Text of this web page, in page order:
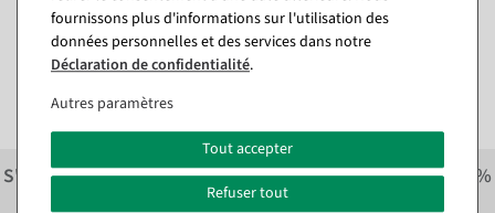
117,81 €
99,00 EUR hors TVA 105,91 €
S'inscrire à la newsletter et recevoir immédiatement 10%
économiser sur la prochaine commande.*
fournissons plus d'informations sur l'utilisation des
données personnelles et des services dans notre
Déclaration de confidentialité.
Autres paramètres
Tout accepter
Refuser tout